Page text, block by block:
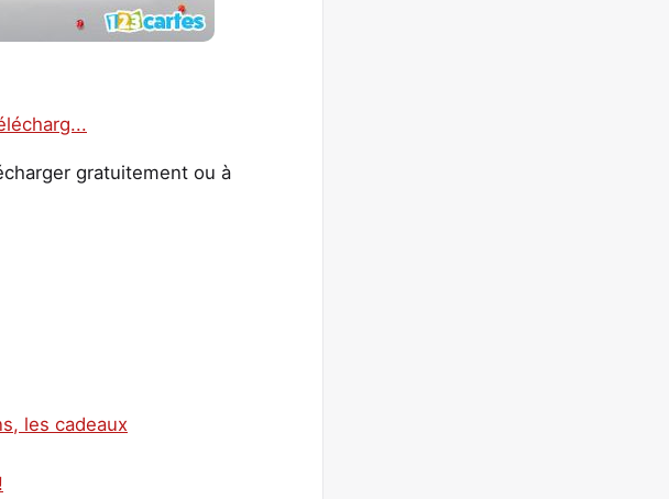
gratuitement ou à
les cadeaux